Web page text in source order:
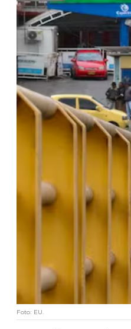
Foto: EU.